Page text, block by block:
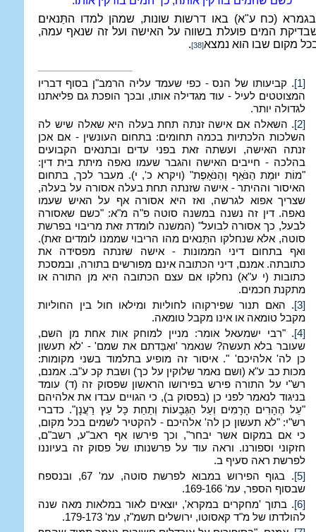
(כח ע"א) באו דרשות שונות, שמהן למדו התַּנאים
המים פועלת בשווה על האישה ועל זה שנאף עמה,
מקום שבו הוא נמצא[38]
.
[1]. קביעותו של הנס - כפי שעמד עליה הרמב"ן בסוף דבריו
המצוטטים לעיל - עוד מגדילה אותו, ובכך הופכת גם פליאתנו
לגדולה יותר.
[2]. השאלה אם אישה זנתה תחת בעלה היא שאלה שיש לה
השלכות הלכתיות בכמה תחומים: בתחום העונשין - אם אכן
זנתה האישה, ועשתה זאת בפני עדים ובתנאים הקבועים
בהלכה - חייבים האישה והגבר שעמו נאפה מיתת בית דין:
"מוֹת יוּמַת הַנֹּאֵף וְהַנֹּאָפֶת" (ויקרא כ', י). מעבר לכך, בתחום
האיסור וההיתר - אישה שזנתה תחת בעלה אסורה על בעלה,
שצריך אפוא לגרשה, ואז היא אסורה אף על האיש שעמו
נאפה. דין זה נשנה במשנה סוטה פ"ה מ"א: "כשם שאסורה
לבעל, כך אסורה לבועל" (המשנה לומדת זאת מריבוי בפרשת
סוטה, אלא שנחלקו התַּנאים מהו הריבוי שממנו לומדים זאת).
ואף בתחום דיני הממונות - אישה שזנתה מפסידה את
כתובתה. אמנם, דיני הכתובה אינם מפורשים בתורה, ובמסכת
כתובות (י ע"א) נחלקו אם עצם הכתובה היא מן התורה או
מתקנת חכמים.
[3]. האם תנור שפירקוהו לחוליות ומילאו חול בין החוליות
מקבל טומאה או אינו מקבל טומאה.
[4]. "רבי ישמעאל אומר: מניין למוחק אות אחת מן השם,
שעובר בלא תעשה? שנאמר 'ואִבַּדתם את שמם' - 'לא תעשון
כן לה' אלהיכם' ". איסור זה מופיע בתלמוד בשני מקומות:
מכות כב ע"א (ושם נאמר שלוקין על כך) ושבת קכ ע"ב. אמנם,
רש"י על התורה פירש בפירושו הראשון שפסוק זה (ד) עומד
בניגוד לנאמר לפני כן (בפסוק ב), כי הגויים עבדו את אלהיהם
"עַל הֶהָרִים הָרָמִים וְעַל הַגְּבָעוֹת וְתַחַת כָּל עֵץ רַעֲנָן". כדברי
רש"י: "לא תעשון כן לה' אלהיכם - להקטיר לשמים בכל מקום,
כי אם במקום אשר יבחר", וכך פירשו אף ראב"ע, רשב"ם,
חזקוני וספורנו. וראה עוד על פרשנותו של פסוק זה בעיוננו
לפרשת ראה סעיף ב.
[5]
. בגוף הפירוש במבוא לפרשת סוטה, עמ' 67, ובנספח
שבסוף הספר, עמ' 169-166.
[6]. בתוך 'מחקרים במקרא', יוצאים לאור במלאות מאה שנה
להולדתו של מ"ד קאסוטו, ירושלים תשמ"ז, עמ' 179-173.